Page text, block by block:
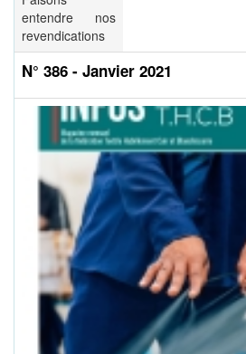
entendre nos
revendications
N° 386 - Janvier 2021